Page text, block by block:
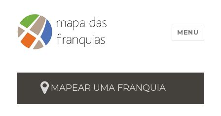
MENU
MAPEAR UMA FRANQUIA